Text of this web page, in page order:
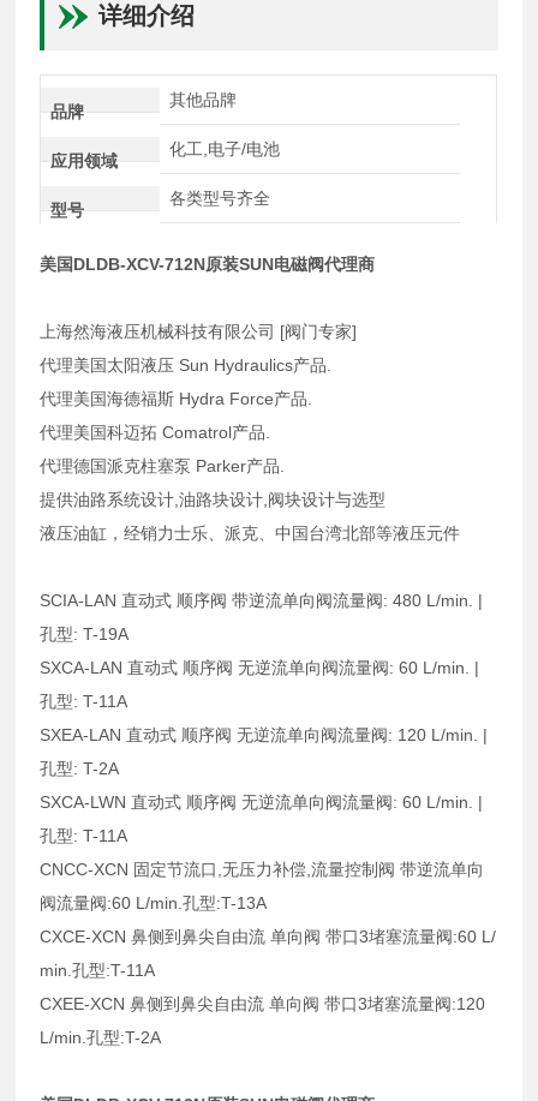
详细介绍
品牌
其他品牌
应用领域
化工,电子/电池
型号
各类型号齐全
美国DLDB-XCV-712N原装SUN电磁阀代理商
上海然海液压机械科技有限公司 [阀门专家]
代理美国太阳液压 Sun Hydraulics产品.
代理美国海德福斯 Hydra Force产品.
代理美国科迈拓 Comatrol产品.
代理德国派克柱塞泵 Parker产品.
提供油路系统设计,油路块设计,阀块设计与选型
液压油缸，经销力士乐、派克、中国台湾北部等液压元件
SCIA-LAN 直动式 顺序阀 带逆流单向阀流量阀: 480 L/min. |
孔型: T-19A
SXCA-LAN 直动式 顺序阀 无逆流单向阀流量阀: 60 L/min. |
孔型: T-11A
SXEA-LAN 直动式 顺序阀 无逆流单向阀流量阀: 120 L/min. |
孔型: T-2A
SXCA-LWN 直动式 顺序阀 无逆流单向阀流量阀: 60 L/min. |
孔型: T-11A
CNCC-XCN 固定节流口,无压力补偿,流量控制阀 带逆流单向
阀流量阀:60 L/min.孔型:T-13A
CXCE-XCN 鼻侧到鼻尖自由流 单向阀 带口3堵塞流量阀:60 L/
min.孔型:T-11A
CXEE-XCN 鼻侧到鼻尖自由流 单向阀 带口3堵塞流量阀:120
L/min.孔型:T-2A